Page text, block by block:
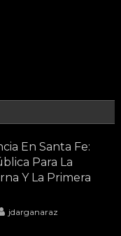
En Santa Fe:
Para La
Y La Primera
jdarganaraz